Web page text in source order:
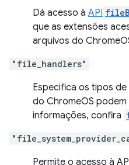
Dá acesso à API
que as extensões
arquivos do
"file_handlers"
Especifica os tipos
do ChromeOS
informações, confira
Permite o acesso à